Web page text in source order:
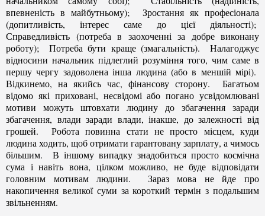
впевненість в майбутньому); Зростання як професіонала
(допитливість, інтерес саме до цієї діяльності);
Справедливість (потреба в заохоченні за добре виконану
роботу); Потреба бути краще (змагальність). Налагоджує
відносини начальник підлеглий розуміння того, чим саме в
першу чергу задоволена інша людина (або в меншій мірі).
Відкинемо, на якийсь час, фінансову сторону. Багатьом
відомо які приховані, несвідомі або погано усвідомлювані
мотиви можуть штовхати людину до збагачення заради
збагачення, влади заради влади, інакше, до залежності від
грошей. Робота повинна стати не просто місцем, куди
людина ходить, щоб отримати гарантовану зарплату, а чимось
більшим. В іншому випадку знадобиться просто космічна
сума і навіть вона, цілком можливо, не буде відповідати
головним мотивам людини. Зараз мова не йде про
накопичення великої суми за короткий термін з подальшим
звільненням.